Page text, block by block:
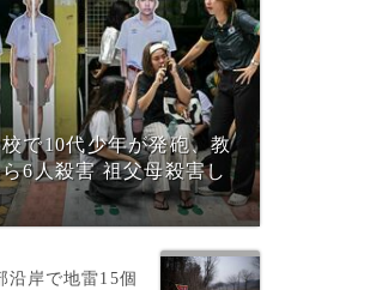
で10代少年が発砲、教
6人殺害 祖父母殺害し
沿岸で地雷15個